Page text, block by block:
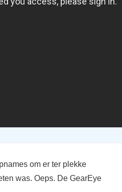
om er ter plekke
was. Oeps. De GearEye